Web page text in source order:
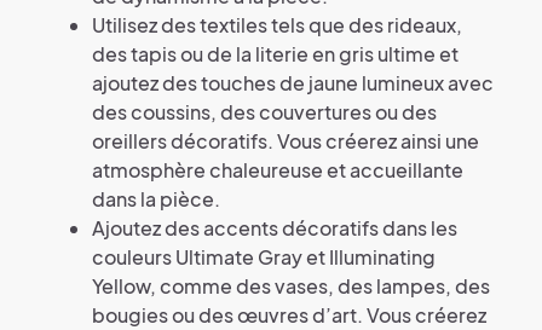
Utilisez des textiles tels que des rideaux,
des tapis ou de la literie en gris ultime et
ajoutez des touches de jaune lumineux avec
des coussins, des couvertures ou des
oreillers décoratifs. Vous créerez ainsi une
atmosphère chaleureuse et accueillante
dans la pièce.
Ajoutez des accents décoratifs dans les
couleurs Ultimate Gray et Illuminating
Yellow, comme des vases, des lampes, des
bougies ou des œuvres d’art. Vous créerez